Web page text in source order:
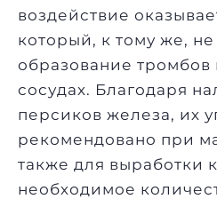
воздействие
который, к тому же, не
образование тромбов
сосудах. Благодаря
персиков железа, их
рекомендовано при
также для выработки
необходимое